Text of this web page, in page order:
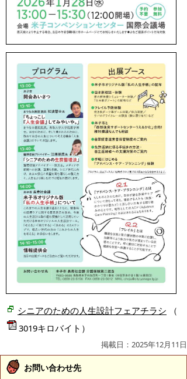
シニアのための人生設計フェアチラシ （
3019キロバイト）
掲載日：2025年12月11日
お問い合わせ先